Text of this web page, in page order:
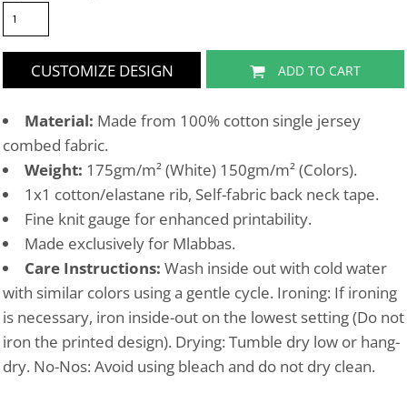
CUSTOMIZE DESIGN ADD TO CART
Material: Made from 100% cotton single jersey
combed fabric.
Weight: 175gm/m² (White) 150gm/m² (Colors).
1x1 cotton/elastane rib, Self-fabric back neck tape.
Fine knit gauge for enhanced printability.
Made exclusively for Mlabbas.
Care Instructions: Wash inside out with cold water
with similar colors using a gentle cycle. Ironing: If ironing
is necessary, iron inside-out on the lowest setting (Do not
iron the printed design). Drying: Tumble dry low or hang-
dry. No-Nos: Avoid using bleach and do not dry clean.